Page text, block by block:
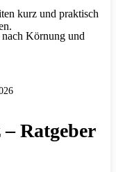
kurz und praktisch
Ratgeber